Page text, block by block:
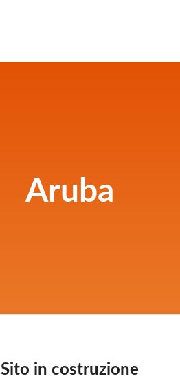
Aruba
Sito in costruzione